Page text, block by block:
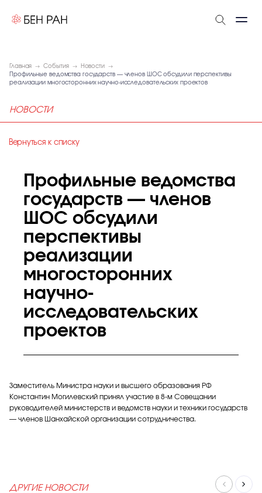
Главная События
Новости
Профильные ведомства государств — членов ШОС обсудили перспективы
реализации многосторонних научно-исследовательских проектов
НОВОСТИ
Вернуться к списку
Профильные ведомства
государств — членов
ШОС обсудили
перспективы
реализации
многосторонних
научно-
исследовательских
проектов
Заместитель Министра науки и высшего образования РФ
Константин Могилевский принял участие в 8-м Совещании
руководителей министерств и ведомств науки и техники государств
— членов Шанхайской организации сотрудничества.
ДРУГИЕ НОВОСТИ